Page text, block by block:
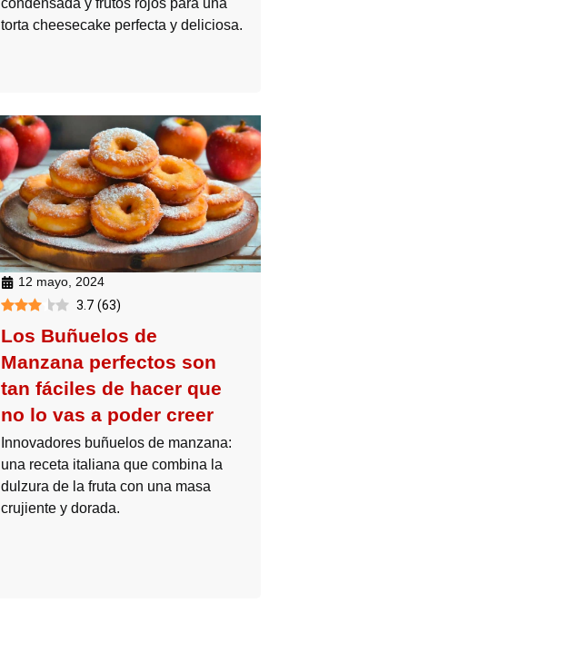
condensada y frutos rojos para una
torta cheesecake perfecta y deliciosa.
12 mayo, 2024
3.7 (63)
Los Buñuelos de
Manzana perfectos son
tan fáciles de hacer que
no lo vas a poder creer
Innovadores buñuelos de manzana:
una receta italiana que combina la
dulzura de la fruta con una masa
crujiente y dorada.